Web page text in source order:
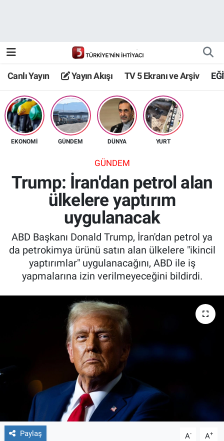
Canlı Yayın Yayın Akışı TV 5 Ekranı ve Arşiv
EKONOMİ GÜNDEM DÜNYA YURT
GÜNDEM
Trump: İran'dan petrol alan
ülkelere yaptırım
uygulanacak
ABD Başkanı Donald Trump, İran'dan petrol ya
da petrokimya ürünü satın alan ülkelere "ikincil
yaptırımlar" uygulanacağını, ABD ile iş
yapmalarına izin verilmeyeceğini bildirdi.
Paylaş A- A+
TV 5 Ekranı ve Arşiv